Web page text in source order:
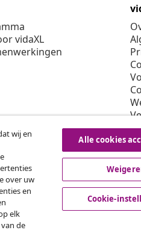
vidaXL
wij en
over uw
en
elk
de
Alle cookies
Cookie-